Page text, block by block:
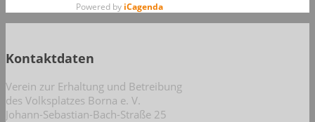
Powered by iCagenda
Kontaktdaten
Verein zur Erhaltung und Betreibung
des Volksplatzes Borna e. V.
Johann-Sebastian-Bach-Straße 25